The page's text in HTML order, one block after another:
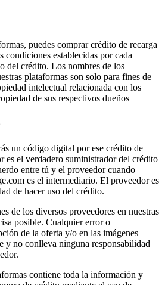
puedes comprar crédito de recarga
condiciones establecidas por cada
del crédito. Los nombres de los
plataformas son solo para fines de
intelectual relacionada con los
de sus respectivos dueños
un código digital por ese crédito de
es el verdadero suministrador del crédito
entre tú y el proveedor cuando
es el intermediario. El proveedor es
de hacer uso del crédito.
de los diversos proveedores en nuestras
posible. Cualquier error o
de la oferta y/o en las imágenes
y no conlleva ninguna responsabilidad
contiene toda la información y